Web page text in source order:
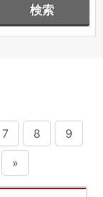
検索
7 8 9
»